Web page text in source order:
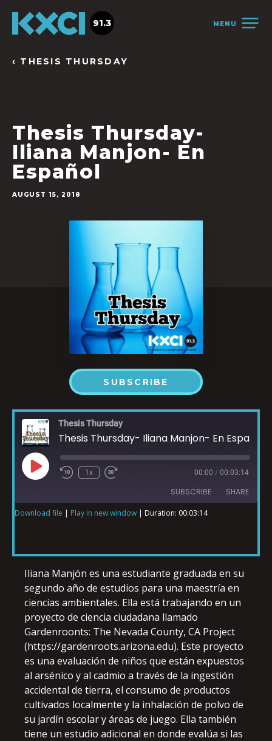
MENU
91.3
‹ THESIS THURSDAY
Thesis Thursday-
Iliana Manjon- En
Español
AUGUST 15, 2018
SUBSCRIBE
Thesis Thursday
Thesis Thursday- Iliana Manjon- En Español
1x 00:00 / 00:03:14
SUBSCRIBE SHARE
LINK
EMBED
Download file | Play in new window | Duration: 00:03:14
Iliana Manjón es una estudiante graduada en su
segundo año de estudios para una maestría en
ciencias ambientales. Ella está trabajando en un
proyecto de ciencia ciudadana llamado
Gardenroonts: The Nevada County, CA Project
(https://gardenroots.arizona.edu). Este proyecto
es una evaluación de niños que están expuestos
al arsénico y al cadmio a través de la ingestión
accidental de tierra, el consumo de productos
cultivados localmente y la inhalación de polvo de
su jardín escolar y áreas de juego. Ella también
tiene un estudio adicional en donde evalúa si las